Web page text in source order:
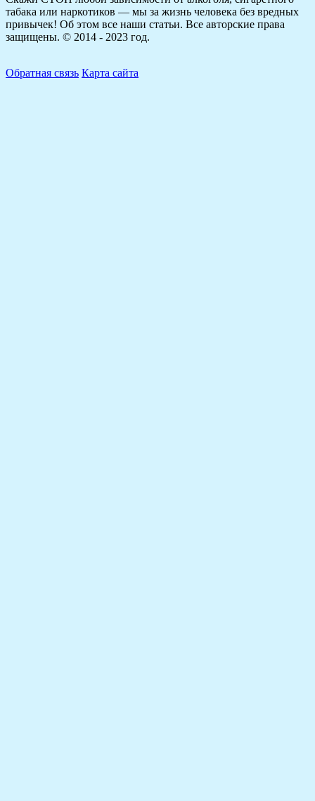
табака или наркотиков — мы за жизнь человека без вредных
привычек! Об этом все наши статьи. Все авторские права
защищены. © 2014 - 2023 год.
Обратная связь Карта сайта